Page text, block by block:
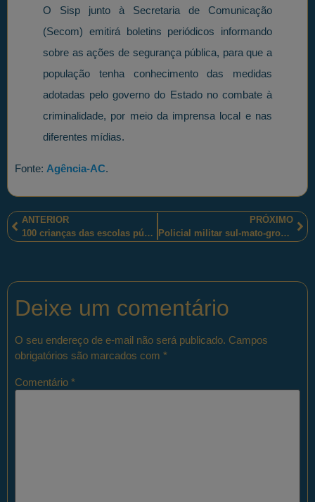
O Sisp junto à Secretaria de Comunicação
(Secom) emitirá boletins periódicos informando
sobre as ações de segurança pública, para que a
população tenha conhecimento das medidas
adotadas pelo governo do Estado no combate à
criminalidade, por meio da imprensa local e nas
diferentes mídias.
Fonte: Agência-AC.
ANTERIOR
100 crianças das escolas públicas de Mariana-MG receberam orientações socioambientais dos policiais militares mineiros
PRÓXIMO
Policial militar sul-mato-grossense e campeã de Karatê participará dos “World Police & Fire Games”
Deixe um comentário
O seu endereço de e-mail não será publicado. Campos
obrigatórios são marcados com *
Comentário *